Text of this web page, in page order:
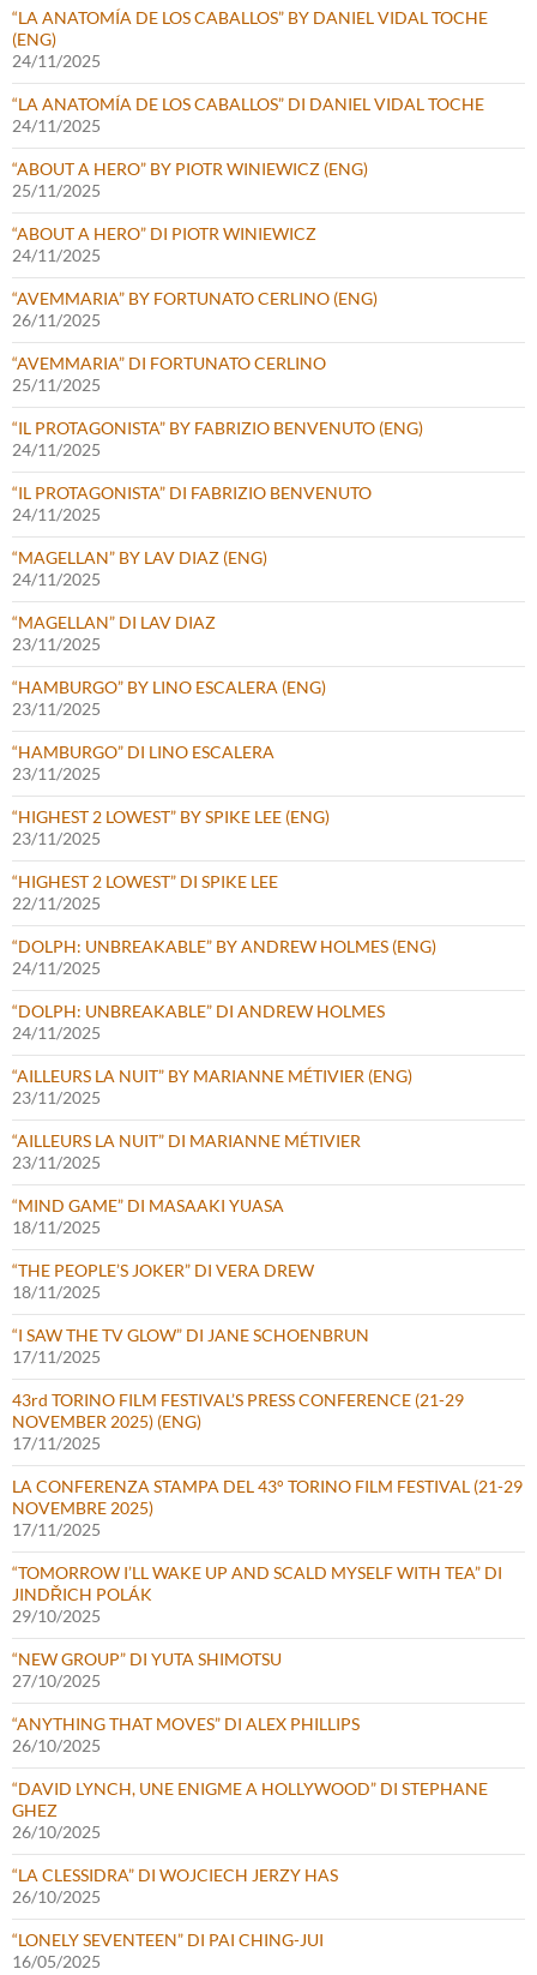
“LA ANATOMÍA DE LOS CABALLOS” BY DANIEL VIDAL TOCHE
(ENG)
24/11/2025
“LA ANATOMÍA DE LOS CABALLOS” DI DANIEL VIDAL TOCHE
24/11/2025
“ABOUT A HERO” BY PIOTR WINIEWICZ (ENG)
25/11/2025
“ABOUT A HERO” DI PIOTR WINIEWICZ
24/11/2025
“AVEMMARIA” BY FORTUNATO CERLINO (ENG)
26/11/2025
“AVEMMARIA” DI FORTUNATO CERLINO
25/11/2025
“IL PROTAGONISTA” BY FABRIZIO BENVENUTO (ENG)
24/11/2025
“IL PROTAGONISTA” DI FABRIZIO BENVENUTO
24/11/2025
“MAGELLAN” BY LAV DIAZ (ENG)
24/11/2025
“MAGELLAN” DI LAV DIAZ
23/11/2025
“HAMBURGO” BY LINO ESCALERA (ENG)
23/11/2025
“HAMBURGO” DI LINO ESCALERA
23/11/2025
“HIGHEST 2 LOWEST” BY SPIKE LEE (ENG)
23/11/2025
“HIGHEST 2 LOWEST” DI SPIKE LEE
22/11/2025
“DOLPH: UNBREAKABLE” BY ANDREW HOLMES (ENG)
24/11/2025
“DOLPH: UNBREAKABLE” DI ANDREW HOLMES
24/11/2025
“AILLEURS LA NUIT” BY MARIANNE MÉTIVIER (ENG)
23/11/2025
“AILLEURS LA NUIT” DI MARIANNE MÉTIVIER
23/11/2025
“MIND GAME” DI MASAAKI YUASA
18/11/2025
“THE PEOPLE’S JOKER” DI VERA DREW
18/11/2025
“I SAW THE TV GLOW” DI JANE SCHOENBRUN
17/11/2025
43rd TORINO FILM FESTIVAL’S PRESS CONFERENCE (21-29
NOVEMBER 2025) (ENG)
17/11/2025
LA CONFERENZA STAMPA DEL 43° TORINO FILM FESTIVAL (21-29
NOVEMBRE 2025)
17/11/2025
“TOMORROW I’LL WAKE UP AND SCALD MYSELF WITH TEA” DI
JINDŘICH POLÁK
29/10/2025
“NEW GROUP” DI YUTA SHIMOTSU
27/10/2025
“ANYTHING THAT MOVES” DI ALEX PHILLIPS
26/10/2025
“DAVID LYNCH, UNE ENIGME A HOLLYWOOD” DI STEPHANE
GHEZ
26/10/2025
“LA CLESSIDRA” DI WOJCIECH JERZY HAS
26/10/2025
“LONELY SEVENTEEN” DI PAI CHING-JUI
16/05/2025